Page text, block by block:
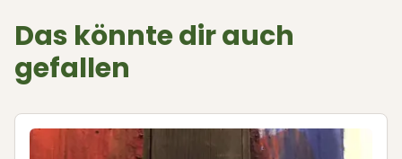
Das könnte dir auch
gefallen